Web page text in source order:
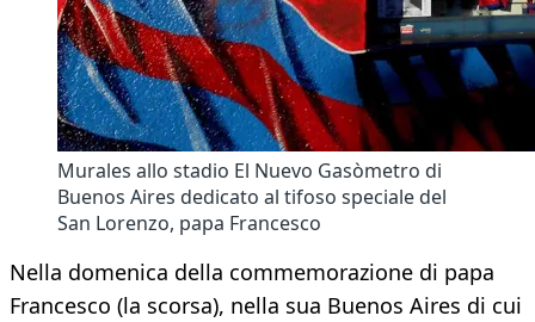
Murales allo stadio El Nuevo Gasòmetro di
Buenos Aires dedicato al tifoso speciale del
San Lorenzo, papa Francesco
Nella domenica della commemorazione di papa
Francesco (la scorsa), nella sua Buenos Aires di cui